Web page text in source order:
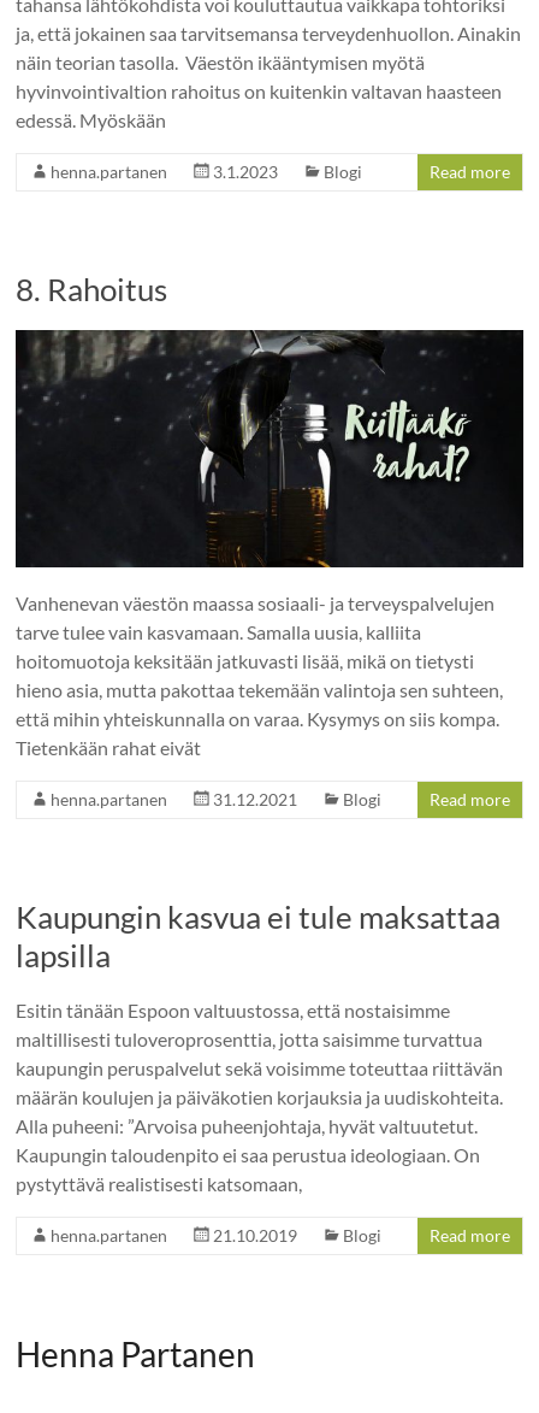
ja, että jokainen saa tarvitsemansa terveydenhuollon. Ainakin
näin teorian tasolla. Väestön ikääntymisen myötä
hyvinvointivaltion rahoitus on kuitenkin valtavan haasteen
edessä. Myöskään
henna.partanen 3.1.2023 Blogi Read more
8. Rahoitus
Vanhenevan väestön maassa sosiaali- ja terveyspalvelujen
tarve tulee vain kasvamaan. Samalla uusia, kalliita
hoitomuotoja keksitään jatkuvasti lisää, mikä on tietysti
hieno asia, mutta pakottaa tekemään valintoja sen suhteen,
että mihin yhteiskunnalla on varaa. Kysymys on siis kompa.
Tietenkään rahat eivät
henna.partanen 31.12.2021 Blogi Read more
Kaupungin kasvua ei tule maksattaa
lapsilla
Esitin tänään Espoon valtuustossa, että nostaisimme
maltillisesti tuloveroprosenttia, jotta saisimme turvattua
kaupungin peruspalvelut sekä voisimme toteuttaa riittävän
määrän koulujen ja päiväkotien korjauksia ja uudiskohteita.
Alla puheeni: ”Arvoisa puheenjohtaja, hyvät valtuutetut.
Kaupungin taloudenpito ei saa perustua ideologiaan. On
pystyttävä realistisesti katsomaan,
henna.partanen 21.10.2019 Blogi Read more
Henna Partanen